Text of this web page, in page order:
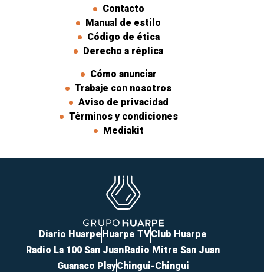
Contacto
Manual de estilo
Código de ética
Derecho a réplica
Cómo anunciar
Trabaje con nosotros
Aviso de privacidad
Términos y condiciones
Mediakit
Diario HuarpeHuarpe TVClub Huarpe
Radio La 100 San JuanRadio Mitre San Juan
Guanaco PlayChingui-Chingui